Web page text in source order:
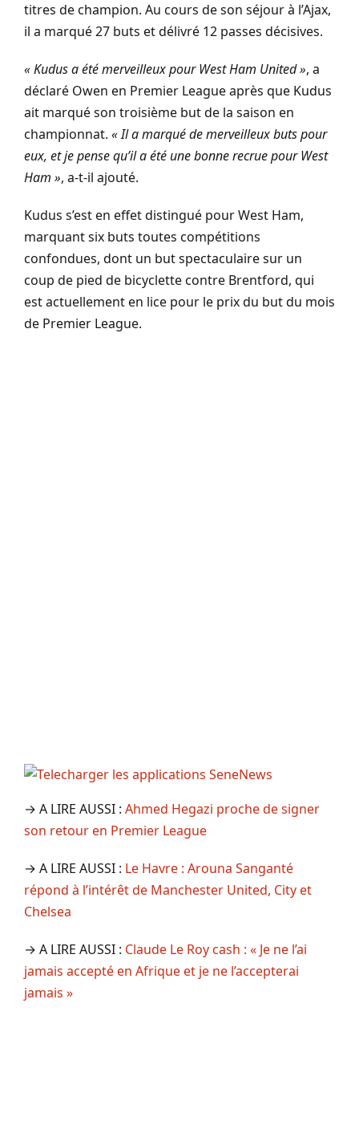
titres de champion. Au cours de son séjour à l’Ajax,
il a marqué 27 buts et délivré 12 passes décisives.
« Kudus a été merveilleux pour West Ham United », a
déclaré Owen en Premier League après que Kudus
ait marqué son troisième but de la saison en
championnat. « Il a marqué de merveilleux buts pour
eux, et je pense qu’il a été une bonne recrue pour West
Ham », a-t-il ajouté.
Kudus s’est en effet distingué pour West Ham,
marquant six buts toutes compétitions
confondues, dont un but spectaculaire sur un
coup de pied de bicyclette contre Brentford, qui
est actuellement en lice pour le prix du but du mois
de Premier League.
→ A LIRE AUSSI : Ahmed Hegazi proche de signer
son retour en Premier League
→ A LIRE AUSSI : Le Havre : Arouna Sanganté
répond à l’intérêt de Manchester United, City et
Chelsea
→ A LIRE AUSSI : Claude Le Roy cash : « Je ne l’ai
jamais accepté en Afrique et je ne l’accepterai
jamais »